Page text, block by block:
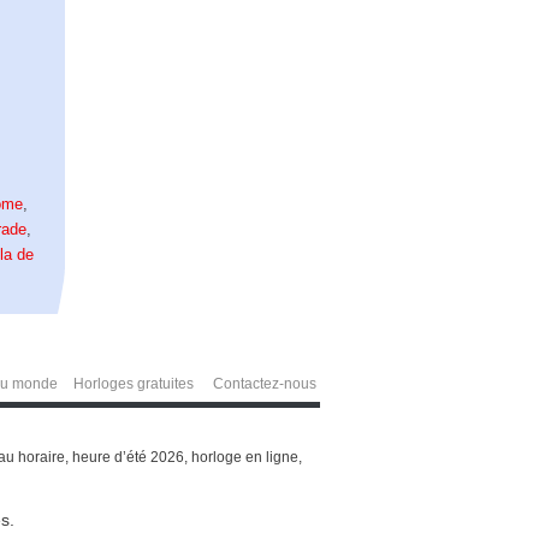
,
,
de
monde Horloges gratuites Contactez-nous
horaire, heure d’été 2026, horloge en ligne,